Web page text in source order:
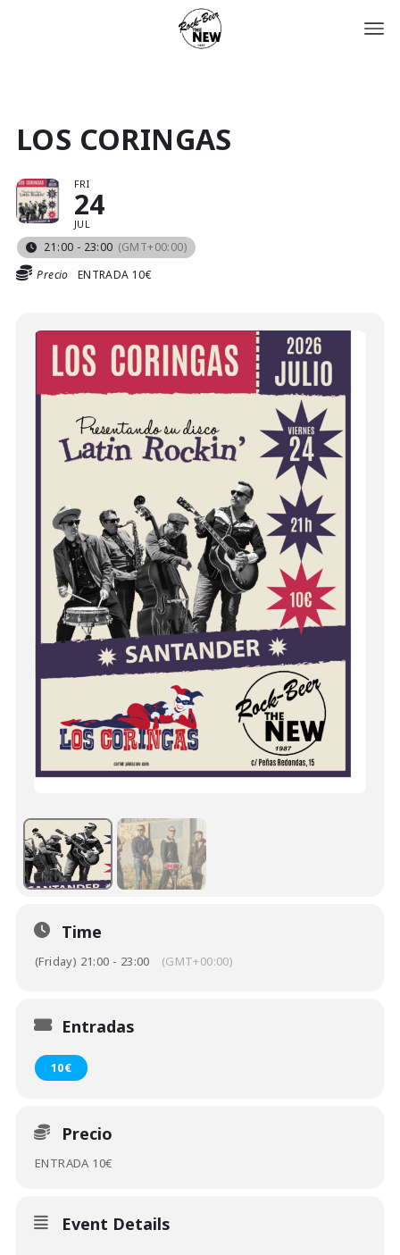
LOS CORINGAS
FRI
24
JUL
21:00 - 23:00 (GMT+00:00)
Precio
ENTRADA 10€
Time
(Friday) 21:00 - 23:00 (GMT+00:00)
Entradas
10€
Precio
ENTRADA 10€
Event Details